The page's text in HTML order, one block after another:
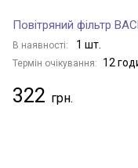
Повітряний фільтр
В наявності: 1 шт.
Термін очікування: 12
322